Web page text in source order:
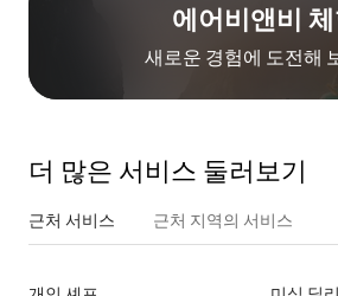
에어비앤비
새로운 경험에 도전해
더 많은 서비스 둘러보기
근처 서비스 근처 지역의 서비스